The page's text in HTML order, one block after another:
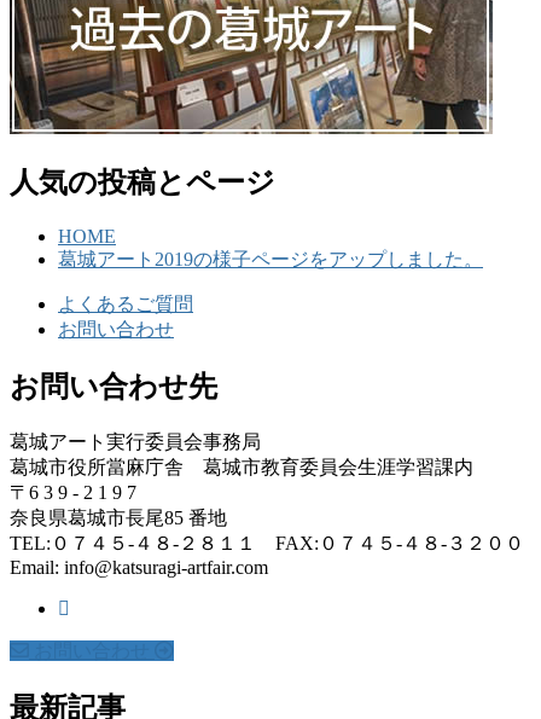
人気の投稿とページ
HOME
葛城アート2019の様子ページをアップしました。
よくあるご質問
お問い合わせ
お問い合わせ先
葛城アート実行委員会事務局
葛城市役所當麻庁舎 葛城市教育委員会生涯学習課内
〒6 3 9 - 2 1 9 7
奈良県葛城市長尾85 番地
TEL:０７４５-４８-２８１１ FAX:０７４５-４８-３２００
Email: info@katsuragi-artfair.com
最新記事